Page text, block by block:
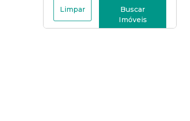
Limpar
Buscar
Imóveis